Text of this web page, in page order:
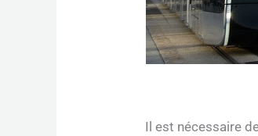
Il est nécessaire